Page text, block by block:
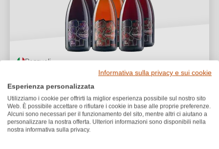
Pezzuoli
Pezzuoli Box Degustazione Lambrusco
PIETRA
★★★★★
★
Valutazione media di 4.8 su 5 stelle
10
59,40 €
49,90 €*
11,09 €/L (4,5 L)
Informativa sulla privacy e sui cookie
Esperienza personalizzata
Utilizziamo i cookie per offrirti la miglior esperienza possibile sul nostro sito
Web. È possibile accettare o rifiutare i cookie in base alle proprie preferenze.
Alcuni sono necessari per il funzionamento del sito, mentre altri ci aiutano a
personalizzare la nostra offerta. Ulteriori informazioni sono disponibili nella
nostra informativa sulla privacy.